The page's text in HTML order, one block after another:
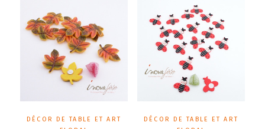
DÉCOR DE TABLE ET ART
DÉCOR DE TABLE ET ART